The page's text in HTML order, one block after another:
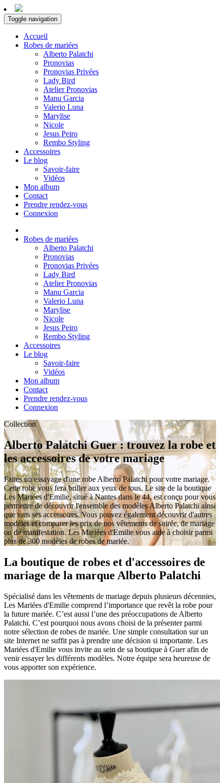
Toggle navigation
Accueil
Robes de mariées
Alberto Palatchi
Pronovias
Pronovias Privées
Lady Bird
Atelier Pronovias
Manu Garcia
Valerio Luna
Marylise
Nicole
Jesus Peiro
Rembo Styling
Accessoires
Le blog
Savoir-faire
Vidéos
Mon album
Contact
Prendre rendez-vous
Connexion
Robes de mariées
Alberto Palatchi
Pronovias
Pronovias Privées
Lady Bird
Atelier Pronovias
Manu Garcia
Valerio Luna
Marylise
Nicole
Jesus Peiro
Rembo Styling
Accessoires
Le blog
Savoir-faire
Vidéos
Mon album
Contact
Prendre rendez-vous
Connexion
Collection
Alberto Palatchi Guer : trouvez la robe et
les accessoires de votre mariage
Faites un essayage d'une robe Alberto Palatchi pour votre mariage.
Cette robe vous fera briller aux yeux de tous. Le site de la boutique
Les Mariées d'Emilie, situé à Nantes dans le 44, est conçu pour vous
permettre de découvrir l'ensemble des modèles Alberto Palatchi ainsi
que tous ses accessoires. Vous pouvez également découvrir d'autres
modèles et comparer les prix de nos vêtements de soirée, de mariage
ou de manifestation. Les Mariées d'Emilie vous aide à choisir parmi
plus de 300 modèles de robes de mariée.
La boutique de robes et d'accessoires de
mariage de la marque Alberto Palatchi
Spécialisé dans les vêtements de mariage depuis plusieurs décennies,
Les Mariées d'Emilie comprend l’importance que revêt la robe pour
la future mariée. C’est aussi l’une des préoccupations de Alberto
Palatchi. C’est pourquoi nous avons choisi de la présenter parmi
notre sélection de robes de mariée. Une simple consultation sur un
site Internet ne suffit pas à prendre une décision si importante. Les
Mariées d'Emilie vous invite au sein de sa boutique à Guer afin de
venir essayer les différents modèles. Notre équipe sera heureuse de
vous apporter son expérience.